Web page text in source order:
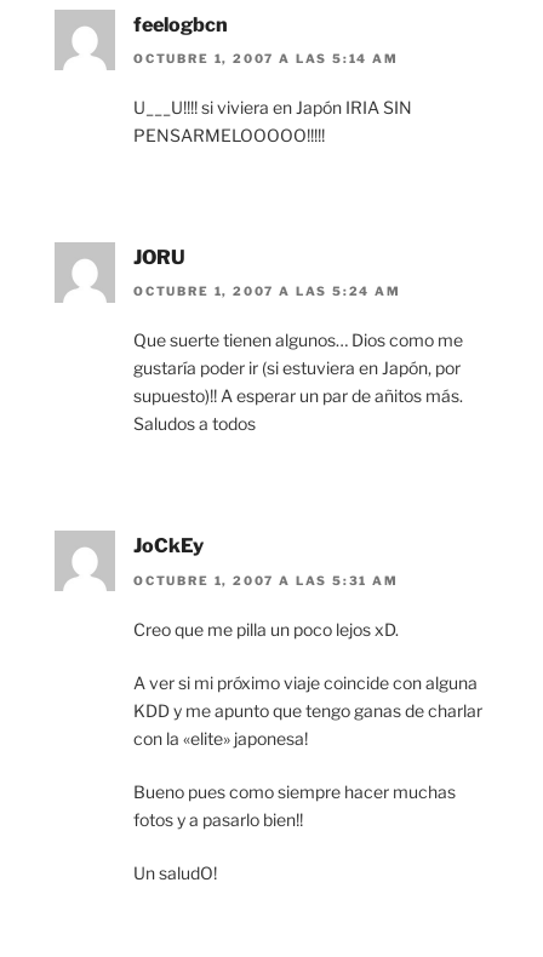
feelogbcn
OCTUBRE 1, 2007 A LAS 5:14 AM
U___U!!!! si viviera en Japón IRIA SIN
PENSARMELOOOOO!!!!!
JORU
OCTUBRE 1, 2007 A LAS 5:24 AM
Que suerte tienen algunos… Dios como me
gustaría poder ir (si estuviera en Japón, por
supuesto)!! A esperar un par de añitos más.
Saludos a todos
JoCkEy
OCTUBRE 1, 2007 A LAS 5:31 AM
Creo que me pilla un poco lejos xD.
A ver si mi próximo viaje coincide con alguna
KDD y me apunto que tengo ganas de charlar
con la «elite» japonesa!
Bueno pues como siempre hacer muchas
fotos y a pasarlo bien!!
Un saludO!